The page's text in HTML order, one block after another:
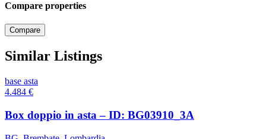
Compare properties
Compare
Similar Listings
base asta
4.484 €
Box doppio in asta – ID: BG03910_3A